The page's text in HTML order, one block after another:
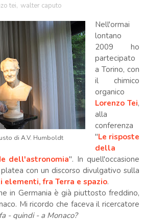
tei, walter caputo
di A.V. Humboldt
Nell'ormai
lontano
2009 ho
partecipato
a Torino, con
il chimico
organico
Lorenzo Tei,
alla
conferenza
"Le risposte
della
dell'astronomia". In quell'occasione
con un discorso divulgativo sulla
fra Terra e spazio.
in Germania è già piuttosto freddino,
Mi ricordo che faceva il ricercatore
- quindi - a Monaco?